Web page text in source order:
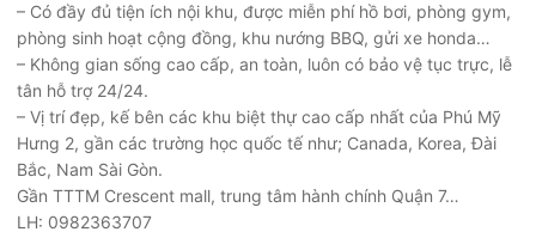
– Có đầy đủ tiện ích nội khu, được miễn phí hồ bơi, phòng gym,
phòng sinh hoạt cộng đồng, khu nướng BBQ, gửi xe honda…
– Không gian sống cao cấp, an toàn, luôn có bảo vệ tục trực, lễ
tân hỗ trợ 24/24.
– Vị trí đẹp, kế bên các khu biệt thự cao cấp nhất của Phú Mỹ
Hưng 2, gần các trường học quốc tế như; Canada, Korea, Đài
Bắc, Nam Sài Gòn.
Gần TTTM Crescent mall, trung tâm hành chính Quận 7…
LH: 0982363707